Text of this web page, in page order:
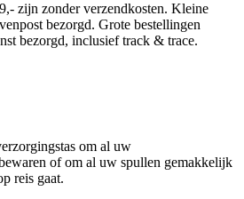
zijn zonder verzendkosten. Kleine
bezorgd. Grote bestellingen
bezorgd, inclusief track & trace.
om al uw
of om al uw spullen gemakkelijk
reis gaat.